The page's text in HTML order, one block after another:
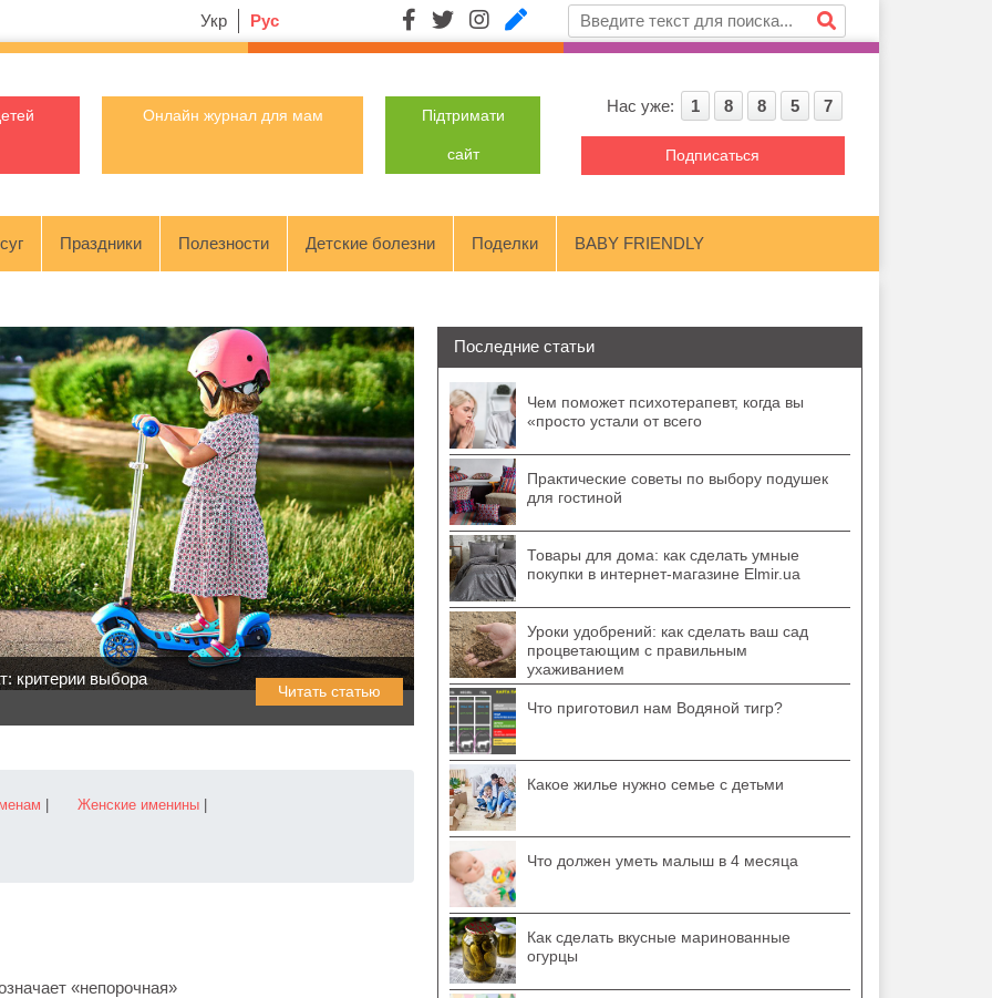
Укр Рус
Онлайн журнал для мам Підтримати
сайт
Нас уже: 1 8 8 5 7
Подписаться
Праздники Полезности Детские болезни Поделки BABY FRIENDLY
критерии выбора
Читать статью
Женские именины
«непорочная»
Последние статьи
Чем поможет психотерапевт, когда вы
«просто устали от всего
Практические советы по выбору подушек
для гостиной
Товары для дома: как сделать умные
покупки в интернет-магазине Elmir.ua
Уроки удобрений: как сделать ваш сад
процветающим с правильным
ухаживанием
Что приготовил нам Водяной тигр?
Какое жилье нужно семье с детьми
Что должен уметь малыш в 4 месяца
Как сделать вкусные маринованные
огурцы